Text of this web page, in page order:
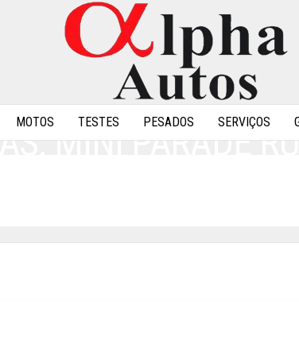
MOTOS TESTES PESADOS SERVIÇOS
MINI PARADE